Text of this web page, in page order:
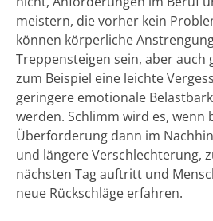
meistern, die vorher kein
können körperliche
Treppensteigen sein, aber auch
zum Beispiel eine leichte
geringere emotionale
werden. Schlimm wird es, wenn
Überforderung dann im
und längere Verschlechterung,
nächsten Tag auftritt und
neue Rückschläge erfahren.